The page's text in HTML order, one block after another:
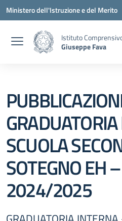
Vai ai contenuti
Vai al menu di navigazione
Vai al footer
Ministero dell'Istruzione e del Merito
Istituto
Giuseppe Fava
SCUOLA
SOTEGNO EH
2024/2025